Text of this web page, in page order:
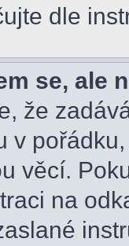
dle
se, ale
že
v
věcí.
na